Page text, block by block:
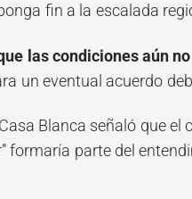
fin a la escalada
las condiciones aún
un eventual acuerdo
Blanca señaló que el
formaría parte del